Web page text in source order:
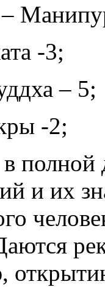
–
-3;
– 5;
-2;
полной
и их